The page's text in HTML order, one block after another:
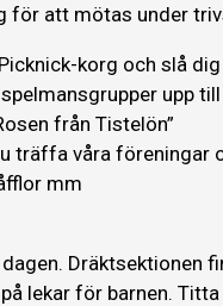
för att mötas under
korg och slå
upp
från Tistelön”
träffa våra
mm
Dräktsektionen
lekar för barnen.